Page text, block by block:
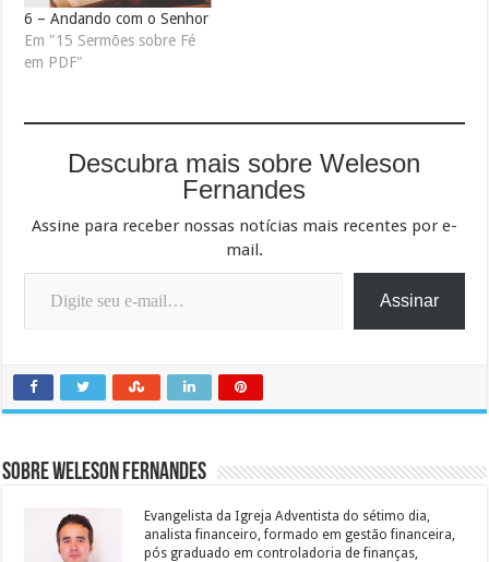
6 – Andando com o Senhor
Em "15 Sermões sobre Fé
em PDF"
Descubra mais sobre Weleson
Fernandes
Assine para receber nossas notícias mais recentes por e-
mail.
Digite seu e-mail…
Assinar
Sobre Weleson Fernandes
Evangelista da Igreja Adventista do sétimo dia,
analista financeiro, formado em gestão financeira,
pós graduado em controladoria de finanças,